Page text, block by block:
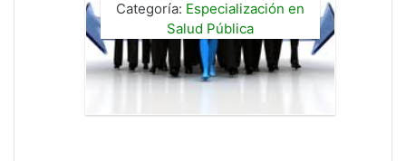
Categoría: Especialización en
Salud Pública